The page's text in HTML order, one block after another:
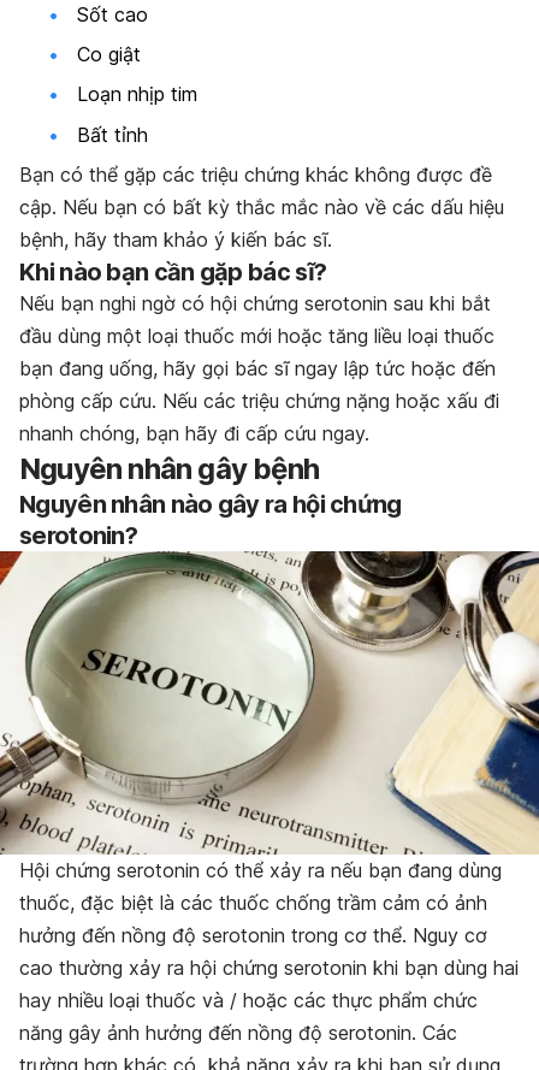
Sốt cao
Co giật
Loạn nhịp tim
Bất tỉnh
Bạn có thể gặp các triệu chứng khác không được đề
cập. Nếu bạn có bất kỳ thắc mắc nào về các dấu hiệu
bệnh, hãy tham khảo ý kiến bác sĩ.
Khi nào bạn cần gặp bác sĩ?
Nếu bạn nghi ngờ có hội chứng serotonin sau khi bắt
đầu dùng một loại thuốc mới hoặc tăng liều loại thuốc
bạn đang uống, hãy gọi bác sĩ ngay lập tức hoặc đến
phòng cấp cứu. Nếu các triệu chứng nặng hoặc xấu đi
nhanh chóng, bạn hãy đi cấp cứu ngay.
Nguyên nhân gây bệnh
Nguyên nhân nào gây ra hội chứng
serotonin?
Hội chứng serotonin có thể xảy ra nếu bạn đang dùng
thuốc, đặc biệt là các thuốc chống trầm cảm có ảnh
hưởng đến nồng độ serotonin trong cơ thể. Nguy cơ
cao thường xảy ra hội chứng serotonin khi bạn dùng hai
hay nhiều loại thuốc và / hoặc các thực phẩm chức
năng gây ảnh hưởng đến nồng độ serotonin. Các